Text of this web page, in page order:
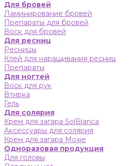
Для бровей
Ламинирование бровей
Препараты для бровей
Воск для бровей
Для ресниц
Ресницы
Клей для наращивания ресниц
Препараты
Для ногтей
Воск для рук
Втирка
Гель
Для солярия
Крем для загара SolBianca
Аксессуары для солярия
Крем для загара Moxie
Одноразовая продукция
Для головы